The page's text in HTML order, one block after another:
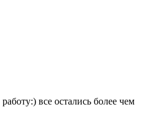
все остались более чем